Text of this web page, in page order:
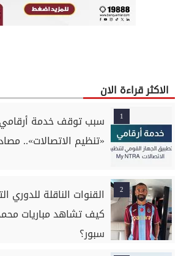
الاكثر قراءة الان
1
سبب توقف خدمة
«تنظيم الاتصالات»..
2
كيف تشاهد مباريات
سبور؟